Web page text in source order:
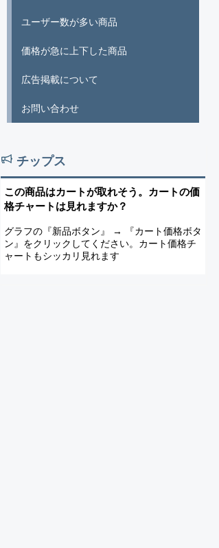
ユーザー数が多い商品
価格が急に上下した商品
広告掲載について
お問い合わせ
チップス
この商品はカートが取れそう。カートの価
格チャートは見れますか？
グラフの『新品ボタン』 → 『カート価格ボタ
ン』をクリックしてください。カート価格チ
ャートもシッカリ見れます